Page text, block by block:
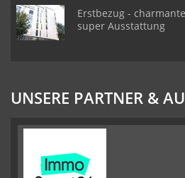
Erstbezug -
super Ausstattung
UNSERE PARTNER &